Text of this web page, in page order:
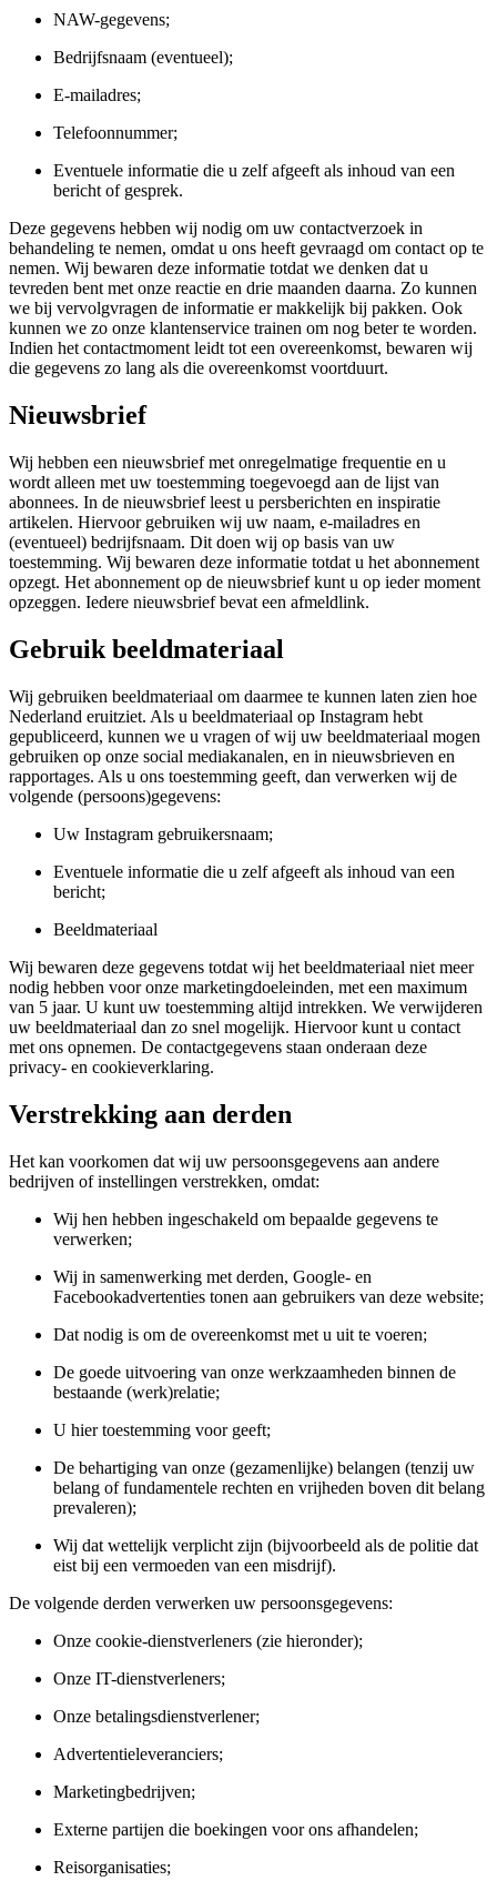
NAW-gegevens;
Bedrijfsnaam (eventueel);
E-mailadres;
Telefoonnummer;
Eventuele informatie die u zelf afgeeft als inhoud van een
bericht of gesprek.
Deze gegevens hebben wij nodig om uw contactverzoek in
behandeling te nemen, omdat u ons heeft gevraagd om contact op te
nemen. Wij bewaren deze informatie totdat we denken dat u
tevreden bent met onze reactie en drie maanden daarna. Zo kunnen
we bij vervolgvragen de informatie er makkelijk bij pakken. Ook
kunnen we zo onze klantenservice trainen om nog beter te worden.
Indien het contactmoment leidt tot een overeenkomst, bewaren wij
die gegevens zo lang als die overeenkomst voortduurt.
Nieuwsbrief
Wij hebben een nieuwsbrief met onregelmatige frequentie en u
wordt alleen met uw toestemming toegevoegd aan de lijst van
abonnees. In de nieuwsbrief leest u persberichten en inspiratie
artikelen. Hiervoor gebruiken wij uw naam, e-mailadres en
(eventueel) bedrijfsnaam. Dit doen wij op basis van uw
toestemming. Wij bewaren deze informatie totdat u het abonnement
opzegt. Het abonnement op de nieuwsbrief kunt u op ieder moment
opzeggen. Iedere nieuwsbrief bevat een afmeldlink.
Gebruik beeldmateriaal
Wij gebruiken beeldmateriaal om daarmee te kunnen laten zien hoe
Nederland eruitziet. Als u beeldmateriaal op Instagram hebt
gepubliceerd, kunnen we u vragen of wij uw beeldmateriaal mogen
gebruiken op onze social mediakanalen, en in nieuwsbrieven en
rapportages. Als u ons toestemming geeft, dan verwerken wij de
volgende (persoons)gegevens:
Uw Instagram gebruikersnaam;
Eventuele informatie die u zelf afgeeft als inhoud van een
bericht;
Beeldmateriaal
Wij bewaren deze gegevens totdat wij het beeldmateriaal niet meer
nodig hebben voor onze marketingdoeleinden, met een maximum
van 5 jaar. U kunt uw toestemming altijd intrekken. We verwijderen
uw beeldmateriaal dan zo snel mogelijk. Hiervoor kunt u contact
met ons opnemen. De contactgegevens staan onderaan deze
privacy- en cookieverklaring.
Verstrekking aan derden
Het kan voorkomen dat wij uw persoonsgegevens aan andere
bedrijven of instellingen verstrekken, omdat:
Wij hen hebben ingeschakeld om bepaalde gegevens te
verwerken;
Wij in samenwerking met derden, Google- en
Facebookadvertenties tonen aan gebruikers van deze website;
Dat nodig is om de overeenkomst met u uit te voeren;
De goede uitvoering van onze werkzaamheden binnen de
bestaande (werk)relatie;
U hier toestemming voor geeft;
De behartiging van onze (gezamenlijke) belangen (tenzij uw
belang of fundamentele rechten en vrijheden boven dit belang
prevaleren);
Wij dat wettelijk verplicht zijn (bijvoorbeeld als de politie dat
eist bij een vermoeden van een misdrijf).
De volgende derden verwerken uw persoonsgegevens:
Onze cookie-dienstverleners (zie hieronder);
Onze IT-dienstverleners;
Onze betalingsdienstverlener;
Advertentieleveranciers;
Marketingbedrijven;
Externe partijen die boekingen voor ons afhandelen;
Reisorganisaties;